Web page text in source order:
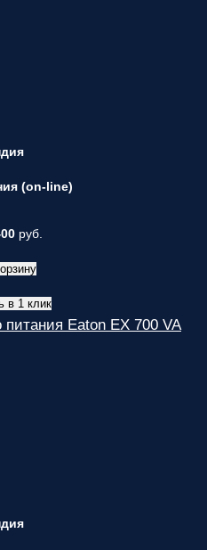
(on-line)
руб.
в 1 клик
питания Eaton EX 700 VA